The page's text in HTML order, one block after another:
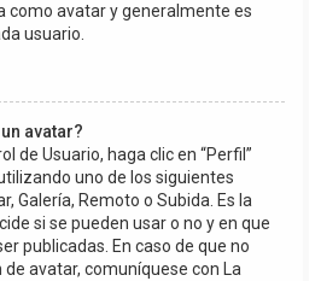
como avatar y generalmente es
usuario.
avatar?
de Usuario, haga clic en “Perfil”
uno de los siguientes
Galería, Remoto o Subida. Es la
si se pueden usar o no y en que
publicadas. En caso de que no
avatar, comuníquese con La